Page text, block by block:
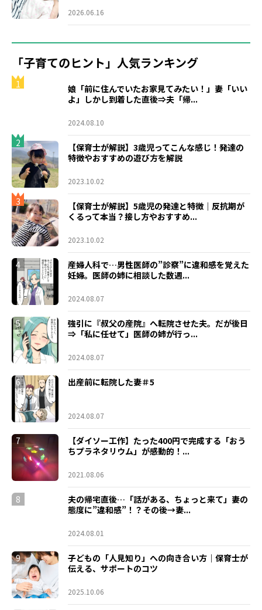
2026.06.16
「子育てのヒント」人気ランキング
1
娘「前に住んでいたお家見てみたい！」妻「いい
よ」しかし到着した直後⇒夫「帰...
2024.08.10
2
【保育士が解説】3歳児ってこんな感じ！発達の
特徴やおすすめの遊び方を解説
2023.10.02
3
【保育士が解説】5歳児の発達と特徴｜反抗期が
くるって本当？接し方やおすすめ...
2023.10.02
4
産婦人科で…男性医師の”診察”に違和感を覚えた
妊婦。医師の姉に相談した数週...
2024.08.07
5
強引に『叔父の産院』へ転院させた夫。だが後日
⇒「私に任せて」医師の姉が行っ...
2024.08.07
6 出産前に転院した妻＃5
2024.08.07
7
【ダイソー工作】たった400円で完成する「おう
ちプラネタリウム」が感動的！...
2021.08.06
8
夫の帰宅直後…「話がある、ちょっと来て」妻の
態度に”違和感”！？その後→妻...
2024.08.01
9
子どもの「人見知り」への向き合い方｜保育士が
伝える、サポートのコツ
2025.10.06